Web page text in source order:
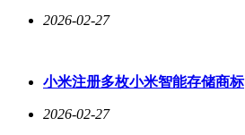
2026-02-27
小米注册多枚小米智能存储商标
2026-02-27